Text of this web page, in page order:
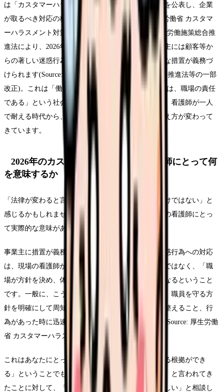
は「カスタマーハラスメント対策企業マニュアル」を公表し、企業
が取るべき対応の枠組みを示しました(Source: 厚生労働省 カスタマ
ーハラスメント対策企業マニュアル)。そして、改正労働施策総合推
進法により、2026年（令和8年）10月1日から、事業主には顧客等か
らの著しい迷惑行為への対応として雇用管理上必要な措置が義務づ
けられます(Source: 厚生労働省 令和7年労働施策総合推進法等の一部
改正)。これは「働く人を理不尽な言動から守ることは、職場の責任
である」という社会的な合意が形になったものです。看護師が一人
で耐える時代から、組織が体制で守る時代へと、考え方が変わって
きています。
2026年のカスハラ対策義務化は、看護師にとって何
を意味するか
「法律が変わると言われても、現場が急に変わるわけではない」と
感じるかもしれません。けれど、義務化には、現場の看護師にとっ
て実際的な意味があります。
事業主に措置が義務づけられるということは、「迷惑行為への対応
は、現場の看護師が個人の機転で何とかするもの」ではなく、「職
場が方針を決め、体制を整えて対応すべきもの」になるということ
です。一般に、こうした措置として求められるのは、職員を守る方
針を明確にして周知すること、相談に応じる体制を整えること、行
為があった時に迅速・適切に対応することなどです(Source: 厚生労働
省 カスタマーハラスメント対策企業マニュアル)。
これはあなたにとって、「職場に体制づくりを求める根拠ができ
る」ということでもあります。これまで「我慢して」と言われてき
たことに対して、「職場として対応方針を整えてほしい」と相談し